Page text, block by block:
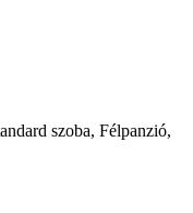
szoba, Félpanzió,